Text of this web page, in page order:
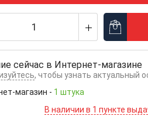
сейчас в Интернет-магазине
, чтобы узнать актуальный
магазин - 1 штука
В наличии в 1 пункте